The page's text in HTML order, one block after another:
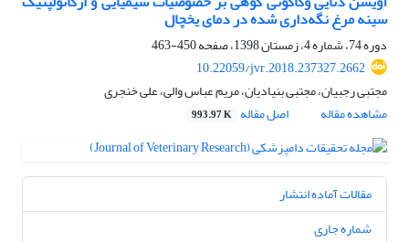
سینه مرغ نگه‌داری شده در دمای یخچال
دوره 74، شماره 4، زمستان 1398، صفحه
450-463
10.22059/jvr.2018.237327.2662
مجتبی رجبیان، مجتبی بنیادیان، مریم عباس والی، علی خنجری
مشاهده مقاله
اصل مقاله 993.97 K
مقالات آماده انتشار
شماره جاری